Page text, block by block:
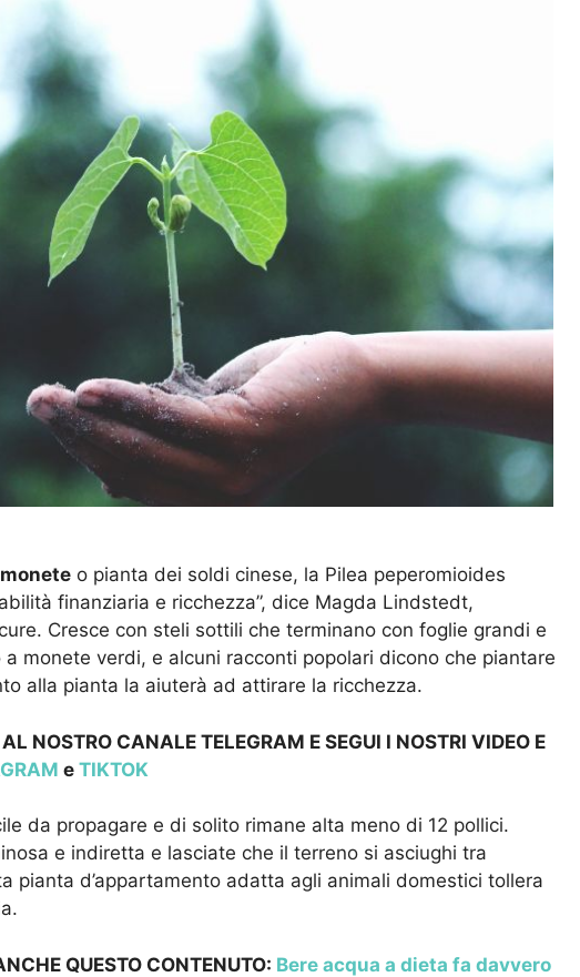
o pianta dei soldi cinese, la Pilea peperomioides
finanziaria e ricchezza”, dice Magda Lindstedt,
Cresce con steli sottili che terminano con foglie grandi e
monete verdi, e alcuni racconti popolari dicono che piantare
alla pianta la aiuterà ad attirare la ricchezza.
NOSTRO CANALE TELEGRAM E SEGUI I NOSTRI VIDEO E
e TIKTOK
da propagare e di solito rimane alta meno di 12 pollici.
e indiretta e lasciate che il terreno si asciughi tra
pianta d’appartamento adatta agli animali domestici tollera
QUESTO CONTENUTO: Bere acqua a dieta fa davvero